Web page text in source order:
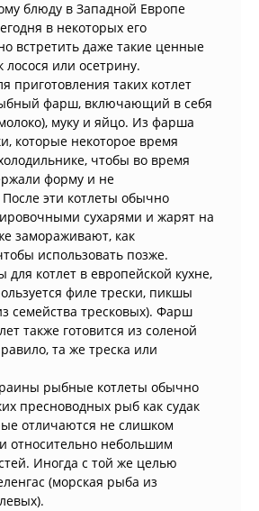
блюду в Западной Европе
в некоторых его
встретить даже такие ценные
или осетрину.
приготовления таких котлет
фарш, включающий в себя
муку и яйцо. Из фарша
которые некоторое время
чтобы во время
форму и не
эти котлеты обычно
сухарями и жарят на
замораживают, как
использовать позже.
для котлет в европейской кухне,
филе трески, пикшы
семейства тресковых). Фарш
также готовится из соленой
та же треска или
рыбные котлеты обычно
пресноводных рыб как судак
отличаются не слишком
относительно небольшим
Иногда с той же целью
(морская рыба из